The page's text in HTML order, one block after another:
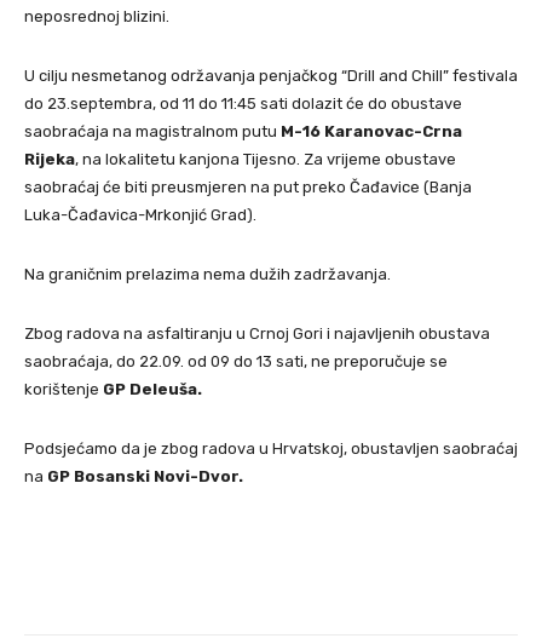
neposrednoj blizini.
U cilju nesmetanog održavanja penjačkog “Drill and Chill” festivala
do 23.septembra, od 11 do 11:45 sati dolazit će do obustave
saobraćaja na magistralnom putu M-16 Karanovac-Crna
Rijeka, na lokalitetu kanjona Tijesno. Za vrijeme obustave
saobraćaj će biti preusmjeren na put preko Čađavice (Banja
Luka-Čađavica-Mrkonjić Grad).
Na graničnim prelazima nema dužih zadržavanja.
Zbog radova na asfaltiranju u Crnoj Gori i najavljenih obustava
saobraćaja, do 22.09. od 09 do 13 sati, ne preporučuje se
korištenje GP Deleuša.
Podsjećamo da je zbog radova u Hrvatskoj, obustavljen saobraćaj
na GP Bosanski Novi-Dvor.